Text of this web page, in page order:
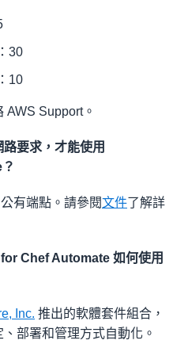
30
10
AWS Support。
要求，才能使用
有端點。請參閱文件了解詳
Chef Automate 如何使用
Inc. 推出的軟體套件組合，
部署和管理方式自動化。